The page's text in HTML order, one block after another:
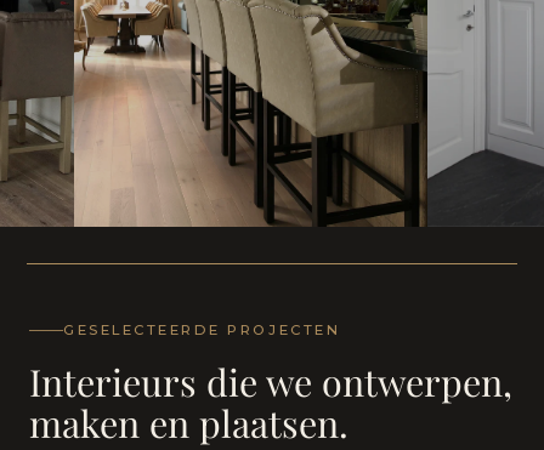
Landhuis - Grimbergen
GESELECTEERDE PROJECTEN
Interieurs die we ontwerpen,
maken en plaatsen.